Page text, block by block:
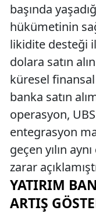
başında
hükümetinin
likidite desteği
dolara satın
küresel
banka satın
operasyon,
entegrasyon
geçen yılın
zarar
YATIRIM
ARTIŞ